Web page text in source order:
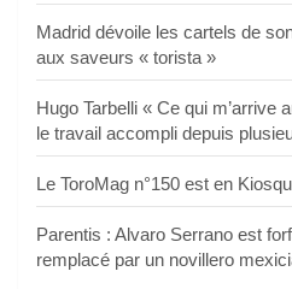
Madrid dévoile les cartels de
aux saveurs « torista »
Hugo Tarbelli « Ce qui m’arrive
le travail accompli depuis
Le ToroMag n°150 est en
Parentis : Alvaro Serrano est
remplacé par un novillero